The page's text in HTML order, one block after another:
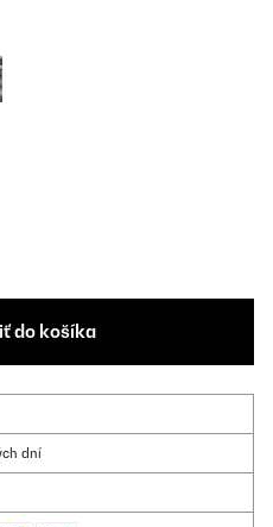
do košíka
dní